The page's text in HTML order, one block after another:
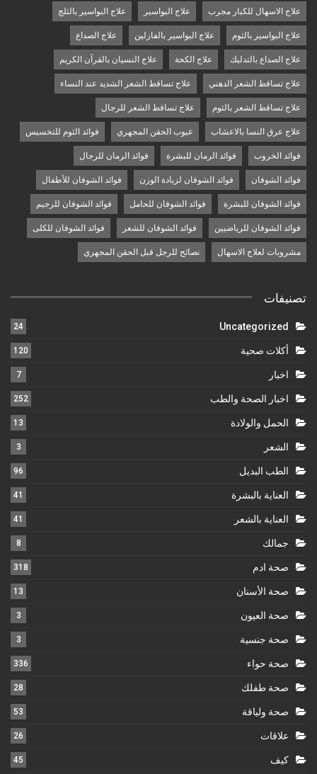
علاج الاسهال للكبار مجرب علاج البواسير علاج البواسير بالثلج
علاج البواسير بالثوم علاج البواسير بالفازلين علاج الصداع
علاج الصداع بالتدليك علاج الكحة علاج النسيان بالقرآن الكريم
علاج تساقط الشعر الدهني علاج تساقط الشعر الشديد عند النساء
علاج تساقط الشعر بالثوم علاج تساقط الشعر للرجال
علاج عرق النسا بالاعشاب عيوب الحقن المجهري فوائد الثوم للتخسيس
فوائد الخروب فوائد الرمان للبشرة فوائد الرمان للرجال
فوائد الشوفان فوائد الشوفان لزيادة الوزن فوائد الشوفان للأطفال
فوائد الشوفان للبشرة فوائد الشوفان للحامل فوائد الشوفان للرجيم
فوائد الشوفان للرياضيين فوائد الشوفان للشعر فوائد الشوفان للكلى
مشروبات لعلاج الاسهال نصائح للرجل قبل الحقن المجهري
تصنيفات
Uncategorized
24
أكلات صحية 120
اخبار 7
اخبار الصحة والطب 252
الحمل والولادة 13
الشعر 3
الطب البديل 96
العناية بالبشرة 41
العناية بالشعر 41
جمالك 8
صحة ادم 318
صحة الأسنان 13
صحة العيون 3
صحة جنسية 3
صحة حواء 336
صحة طفلك 28
صحة ولياقة 53
علاقات 26
كيف 45